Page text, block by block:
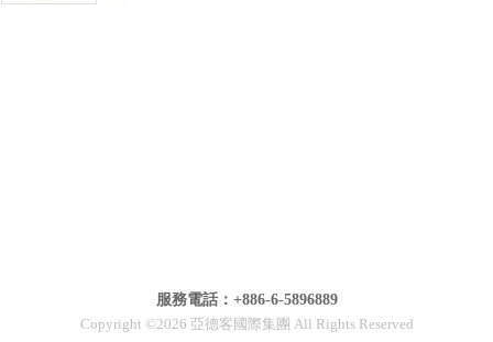
服務電話：+886-6-5896889
Copyright ©2026 亞德客國際集團 All Rights Reserved